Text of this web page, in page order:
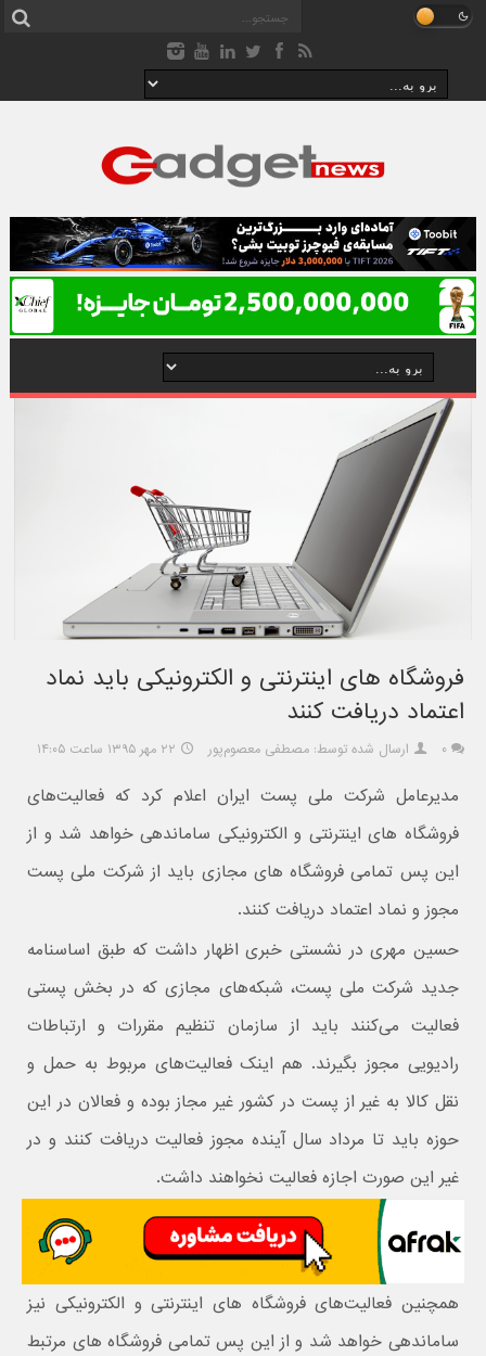
فروشگاه های اینترنتی و الکترونیکی باید نماد
اعتماد دریافت کنند
۰ ارسال شده توسط: مصطفی معصوم‌پور ۲۲ مهر ۱۳۹۵ ساعت ۱۴:۰۵
مدیرعامل شرکت ملی پست ایران اعلام کرد که فعالیت‌های
فروشگاه های اینترنتی و الکترونیکی ساماندهی خواهد شد و از
این پس تمامی فروشگاه های مجازی باید از شرکت ملی پست
مجوز و نماد اعتماد دریافت کنند.
حسین مهری در نشستی خبری اظهار داشت که طبق اساسنامه
جدید شرکت ملی پست، شبکه‌های مجازی که در بخش پستی
فعالیت می‌کنند باید از سازمان تنظیم مقررات و ارتباطات
رادیویی مجوز بگیرند. هم اینک فعالیت‌های مربوط به حمل و
نقل کالا به غیر از پست در کشور غیر مجاز بوده و فعالان در این
حوزه باید تا مرداد سال آینده مجوز فعالیت دریافت کنند و در
غیر این صورت اجازه فعالیت نخواهند داشت.
همچنین فعالیت‌های فروشگاه های اینترنتی و الکترونیکی نیز
ساماندهی خواهد شد و از این پس تمامی فروشگاه های مرتبط